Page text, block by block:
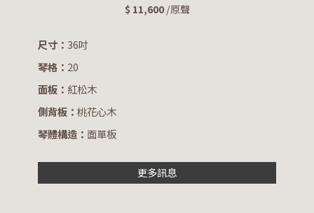
$ 11,600/原聲
尺寸：36吋
琴格： 20
面板： 紅松木
側背板：桃花心木
琴體構造： 面單板
更多訊息